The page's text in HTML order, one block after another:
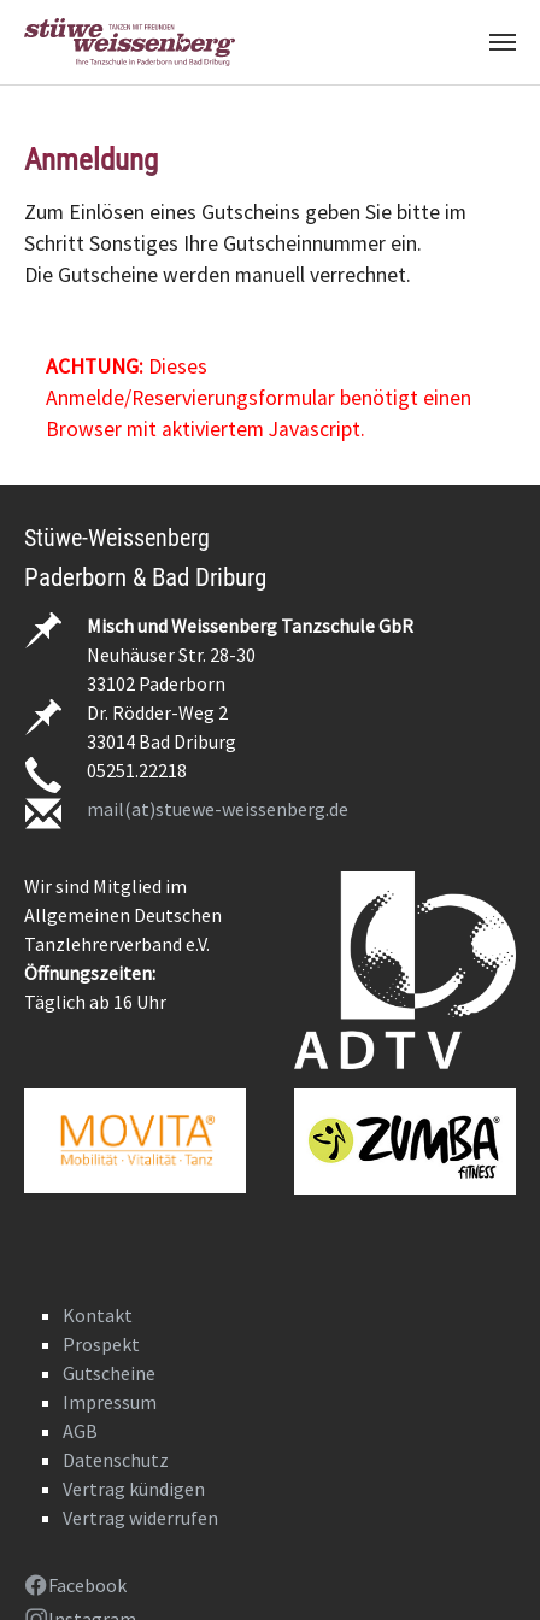
Anmeldung
Zum Einlösen eines Gutscheins geben Sie bitte im
Schritt Sonstiges Ihre Gutscheinnummer ein.
Die Gutscheine werden manuell verrechnet.
ACHTUNG:Dieses
Anmelde/Reservierungsformular benötigt einen
Browser mit aktiviertem Javascript.
Stüwe-Weissenberg
Paderborn & Bad Driburg
Misch und Weissenberg Tanzschule GbR
Neuhäuser Str. 28-30
33102 Paderborn
Dr. Rödder-Weg 2
33014 Bad Driburg
05251.22218
mail(at)stuewe-weissenberg.de
Wir sind Mitglied im
Allgemeinen Deutschen
Tanzlehrerverband e.V.
Öffnungszeiten:
Täglich ab 16 Uhr
Kontakt
Prospekt
Gutscheine
Impressum
AGB
Datenschutz
Vertrag kündigen
Vertrag widerrufen
Facebook